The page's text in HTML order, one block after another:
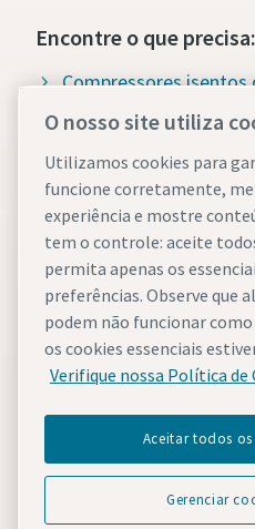
Encontre o que precisa:
Compressores isentos
Compressores
Peças & Serviços para
compressores
Wiki do ar comprimido
Blog da Eficiência
Soluções em Ar
Fichas de Segurança
O nosso site utiliza
Utilizamos cookies para
funcione corretamente,
experiência e mostre
tem o controle: aceite
permita apenas os
preferências. Observe que
podem não funcionar
os cookies essenciais
Verifique nossa Política de
Aceitar todos
Gerenciar